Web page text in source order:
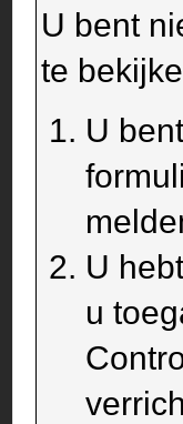
U bent
te
U
U
u